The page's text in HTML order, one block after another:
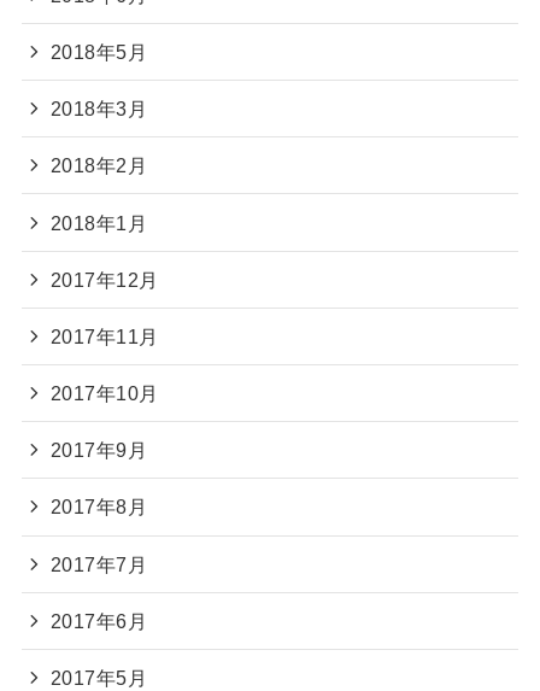
2018年5月
2018年3月
2018年2月
2018年1月
2017年12月
2017年11月
2017年10月
2017年9月
2017年8月
2017年7月
2017年6月
2017年5月